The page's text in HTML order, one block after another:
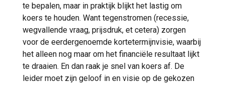
te bepalen, maar in praktijk blijkt het lastig om
koers te houden. Want tegenstromen (recessie,
wegvallende vraag, prijsdruk, et cetera) zorgen
voor de eerdergenoemde kortetermijnvisie, waarbij
het alleen nog maar om het financiële resultaat lijkt
te draaien. En dan raak je snel van koers af. De
leider moet zijn geloof in en visie op de gekozen